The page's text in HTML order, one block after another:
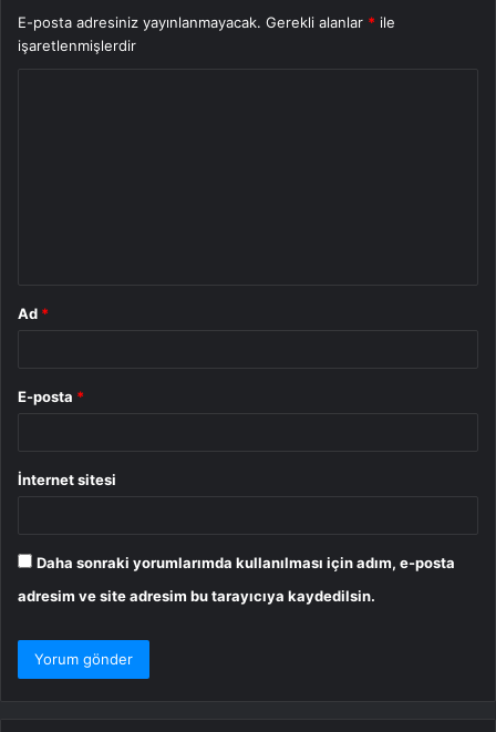
E-posta adresiniz yayınlanmayacak. Gerekli alanlar * ile
işaretlenmişlerdir
Ad *
E-posta *
İnternet sitesi
Daha sonraki yorumlarımda kullanılması için adım, e-posta
adresim ve site adresim bu tarayıcıya kaydedilsin.